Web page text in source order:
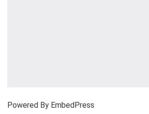
Powered By EmbedPress